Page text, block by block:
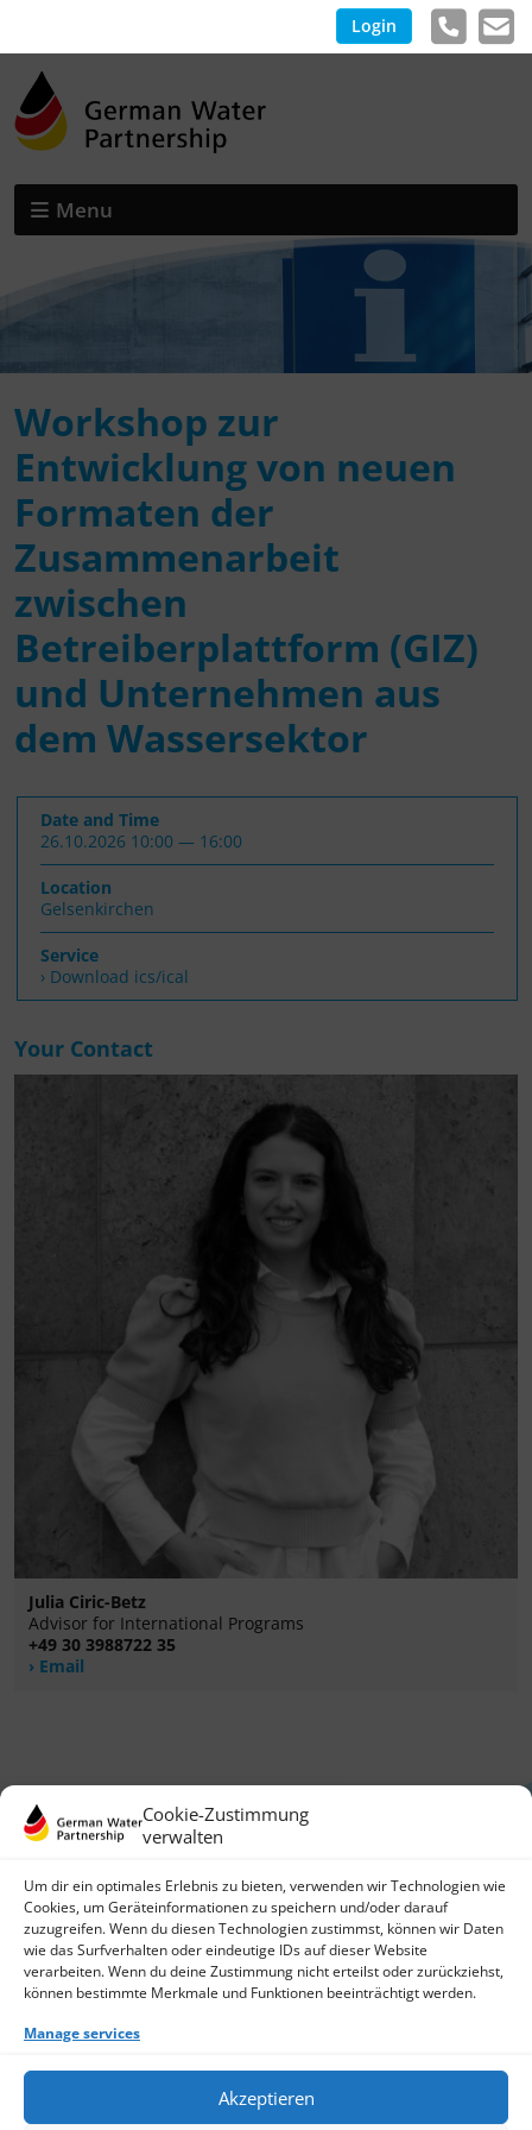
Cookie-Zustimmung
verwalten
Um dir ein optimales Erlebnis zu bieten, verwenden wir Technologien wie
Cookies, um Geräteinformationen zu speichern und/oder darauf
zuzugreifen. Wenn du diesen Technologien zustimmst, können wir Daten
wie das Surfverhalten oder eindeutige IDs auf dieser Website
verarbeiten. Wenn du deine Zustimmung nicht erteilst oder zurückziehst,
können bestimmte Merkmale und Funktionen beeinträchtigt werden.
Manage services
Akzeptieren
Login
Menu
Workshop zur
Entwicklung von neuen
Formaten der
Zusammenarbeit
zwischen
Betreiberplattform (GIZ)
und Unternehmen aus
dem Wassersektor
Date and Time
26.10.2026 10:00 — 16:00
Location
Gelsenkirchen
Service
› Download ics/ical
Your Contact
Julia Ciric-Betz
Advisor for International Programs
+49 30 3988722 35
Email
German Water Partnership e.V.
Invalidenstraße 91
10115 Berlin, Germany
+49 30 3988722 0
Contact
Data Protection